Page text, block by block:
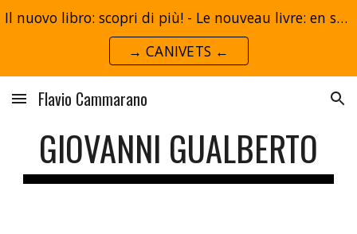
Skip to main content
Il nuovo libro: scopri di più! - Le nouveau livre: en savoir plus!
→ CANIVETS ←
Flavio Cammarano
GIOVANNI GUALBERTO